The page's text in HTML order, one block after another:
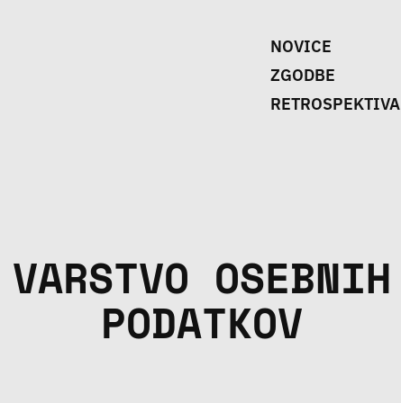
NOVICE
ZGODBE
RETROSPEKTIVA
VARSTVO OSEBNIH
PODATKOV